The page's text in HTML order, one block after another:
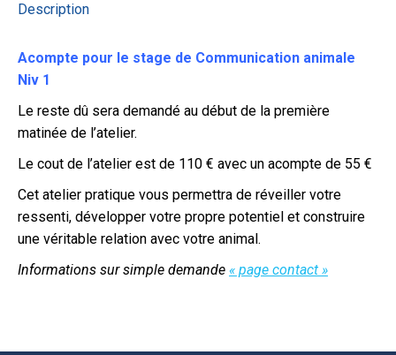
Description
Acompte pour le stage de Communication animale
Niv 1
Le reste dû sera demandé au début de la première
matinée de l’atelier.
Le cout de l’atelier est de 110 € avec un acompte de 55 €
Cet atelier pratique vous permettra de réveiller votre
ressenti, développer votre propre potentiel et construire
une véritable relation avec votre animal.
Informations sur simple demande « page contact »